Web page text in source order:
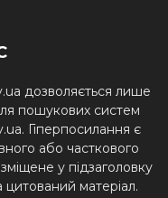
дозволяється лише
пошукових систем
Гіперпосилання є
або часткового
у підзаголовку
матеріал.